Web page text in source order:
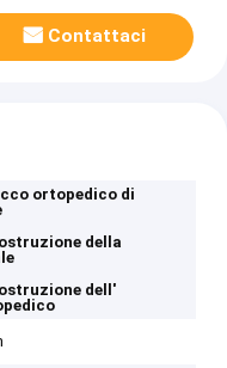
Contattaci
ortopedico di
della
dell'